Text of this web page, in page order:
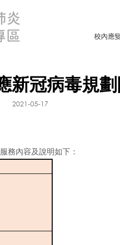
校內應
新冠病毒規
2021-05-17
務內容及說明如下：